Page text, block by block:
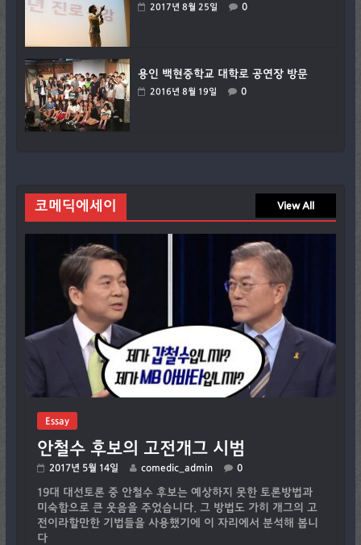
2017년 8월 25일 0
용인 백현중학교 대학로 공연장 방문
2016년 8월 19일 0
코메딕에세이 View All
Essay
안철수 후보의 고전개그 시범
2017년 5월 14일 comedic_admin 0
19대 대선토론 중 안철수 후보는 예상하지 못한 토론방법과
미숙함으로 큰 웃음을 주었습니다. 그 방법도 가히 개그의 고
전이라할만한 기법들을 사용했기에 이 자리에서 분석해 봅니
다